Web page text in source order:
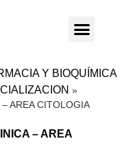
Y BIOQUÍMICA
»
AREA CITOLOGIA
– AREA